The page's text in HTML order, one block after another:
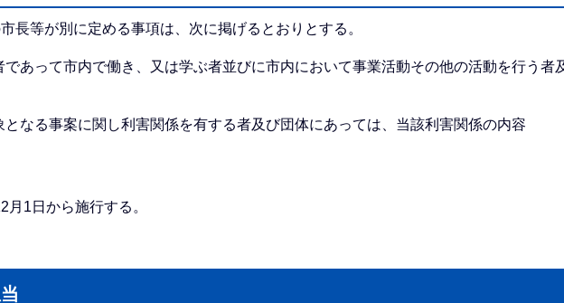
等が別に定める事項は、次に掲げるとおりとする。
あって市内で働き、又は学ぶ者並びに市内において事業活動その他の活動を行う者
となる事案に関し利害関係を有する者及び団体にあっては、当該利害関係の内容
1日から施行する。